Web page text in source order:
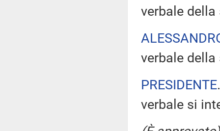
verbale della
verbale
PRESIDENTE
verbale si